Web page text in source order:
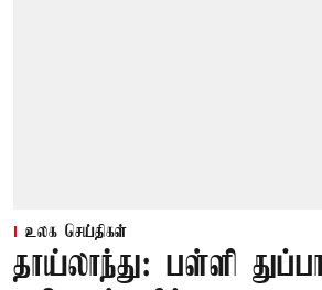
உலக செய்திகள்
தாய்லாந்து: பள்ளி